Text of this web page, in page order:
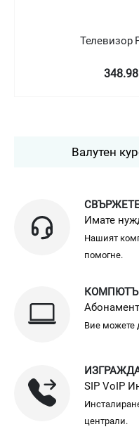
Валутен
Имате
Нашият
помогне.
Вие можете
SIP VoIP
централи.